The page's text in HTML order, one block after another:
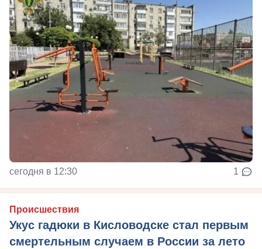
сегодня в 12:30 1
Происшествия
Укус гадюки в Кисловодске стал первым
смертельным случаем в России за лето